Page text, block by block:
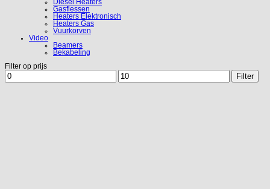
Diesel Heaters
Gasflessen
Heaters Elektronisch
Heaters Gas
Vuurkorven
Video
Beamers
Bekabeling
Filter op prijs
Min.
prijs
Max.
prijs
Filter